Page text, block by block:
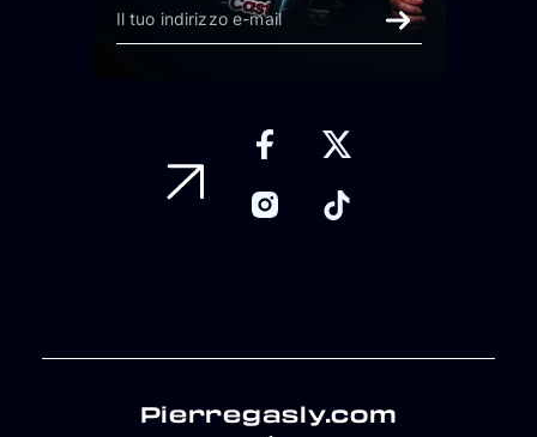
Pierregasly.com